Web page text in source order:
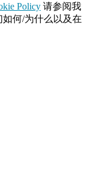
Policy 请参阅我
何/为什么以及在